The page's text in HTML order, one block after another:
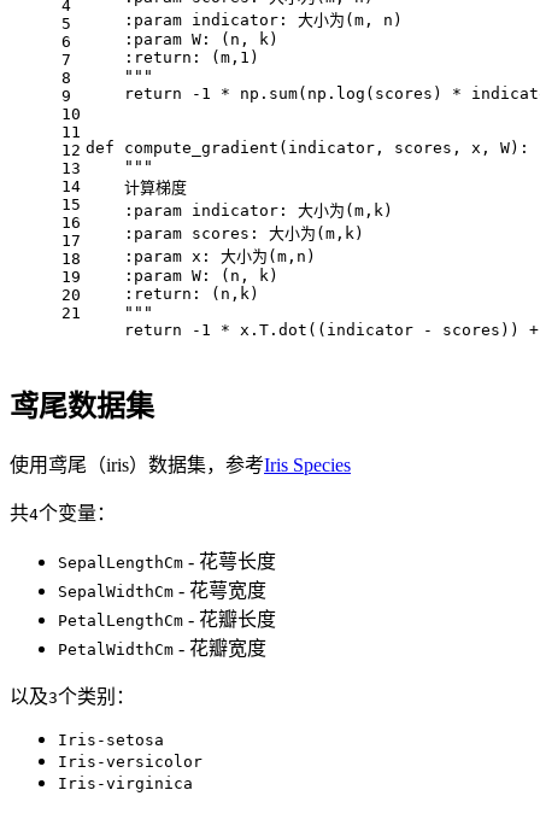
4
5
6
7
8
9
10
11
12
13
14
15
16
17
18
19
20
21
    :param indicator: 大小为(m, n)
    :param W: (n, k)
    :return: (m,1)
    """
return -1 * np.sum(np.log(scores) *
def compute_gradient(indicator, scores, x, W):
    """
    计算梯度
    :param indicator: 大小为(m,k)
    :param scores: 大小为(m,k)
    :param x: 大小为(m,n)
    :param W: (n, k)
    :return: (n,k)
    """
return -1 * x.T.dot((indicator - scores))
鸢尾数据集
使用鸢尾（iris）数据集，参考Iris Species
共4个变量：
SepalLengthCm - 花萼长度
SepalWidthCm - 花萼宽度
PetalLengthCm - 花瓣长度
PetalWidthCm - 花瓣宽度
以及3个类别：
Iris-setosa
Iris-versicolor
Iris-virginica